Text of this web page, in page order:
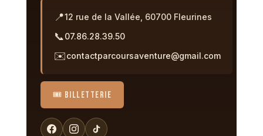
📍12 rue de la Vallée, 60700 Fleurines
📞07.86.28.39.50
✉️contactparcoursaventure@gmail.com
🎟️ BILLETTERIE